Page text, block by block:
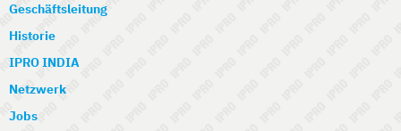
Geschäftsleitung
Historie
IPRO INDIA
Netzwerk
Jobs